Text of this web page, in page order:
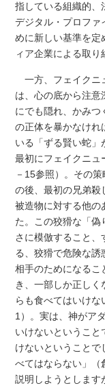
指している組織的、
デジタル・プロファ
めに新しい基準を定
ィア企業による取り
一方、フェイクニ
は、心の底から注意
にでも隠れ、かみ
の正体を暴かなけれ
いる「ずる賢い蛇」
最初にフェイクニュ
－15参照）。その
の後、最初の兄弟殺
被造物に対する他の
た。この狡猾な「偽
さに模倣すること
る、狡猾で危険な誘
相手のためになるこ
き、一部しか正し
らも食べてはいけな
1）。実は、神がア
いけないというこ
けないということで
べてはならない」（
説明しようとします